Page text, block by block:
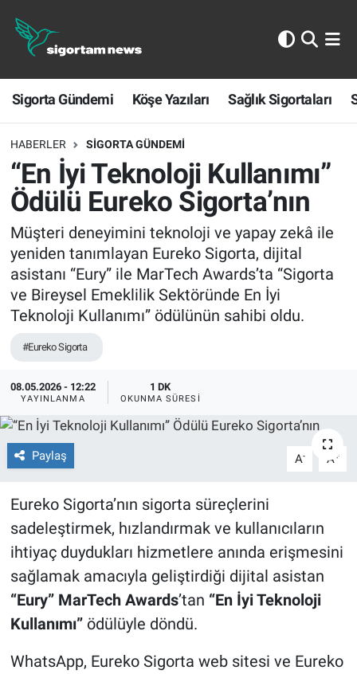
Sigorta Gündemi Köşe Yazıları Sağlık Sigortaları
HABERLER SIGORTA GÜNDEMI
“En İyi Teknoloji Kullanımı”
Ödülü Eureko Sigorta’nın
Müşteri deneyimini teknoloji ve yapay zekâ ile
yeniden tanımlayan Eureko Sigorta, dijital
asistanı “Eury” ile MarTech Awards’ta “Sigorta
ve Bireysel Emeklilik Sektöründe En İyi
Teknoloji Kullanımı” ödülünün sahibi oldu.
#Eureko Sigorta
08.05.2026 - 12:22
YAYINLANMA
1 DK
OKUNMA SÜRESI
Paylaş A- A+
Eureko Sigorta’nın sigorta süreçlerini
sadeleştirmek, hızlandırmak ve kullanıcıların
ihtiyaç duydukları hizmetlere anında erişmesini
sağlamak amacıyla geliştirdiği dijital asistan
“Eury” MarTech Awards’tan “En İyi Teknoloji
Kullanımı”ödülüyle döndü.
WhatsApp, Eureko Sigorta web sitesi ve Eureko
Sigorta Gündemi
Köşe Yazıları
Sağlık Sigortaları
Sporun Sigortası
Ekonomi